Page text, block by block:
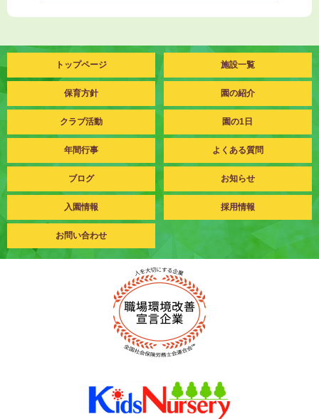
トップページ 施設一覧
保育方針 園の紹介
クラブ活動 園の1日
年間行事 よくある質問
ブログ お知らせ
入園情報 採用情報
お問い合わせ